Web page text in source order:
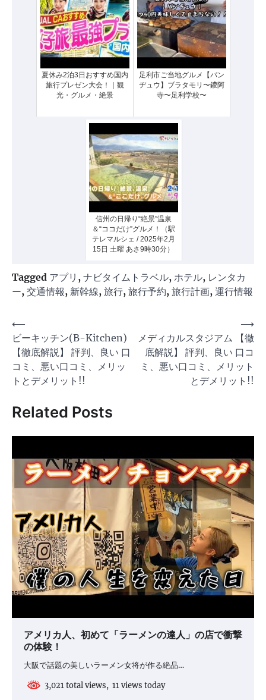
夏休み2泊3日おすすめ国内
旅行プレゼン大会！｜観
光・グルメ・絶景
足利市ご当地グルメ【パン
ヂュウ】ブラタモリ〜鑁阿
寺〜足利学校〜
信州の日帰り“絶景”温泉
＆“ココだけ”グルメ！（駅
テレマルシェ / 2025年2月
15日 土曜 あさ9時30分）
Tagged アプリ , ナビタイムトラベル, ホテル, レンタカ
ー, 交通情報, 新幹線, 旅行, 旅行予約, 旅行計画, 運行情報
投
稿
ナ
ビ
ー
シ
ョ
ン
⟵
ビーキッチン(B-Kitchen)
【徹底解説】 評判、良い 口
コミ、悪い口コミ、メリッ
トとデメリット!!
メディカルスタジアム 【徹
底解説】 評判、良い 口コ
ミ、悪い口コミ、メリット
とデメリット!!
⟶
Related Posts
アメリカ人、初めて「ラーメンの達人」の店で衝撃
の体験！
大阪で話題の美しいラーメン女将が作る絶品…
3,021 total views, 11 views today